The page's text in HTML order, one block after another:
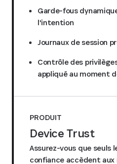
Garde-fous
l'intention
Journaux de session
Contrôle des
appliqué au moment
PRODUIT
Device Trust
Assurez-vous que seuls
confiance accèdent aux